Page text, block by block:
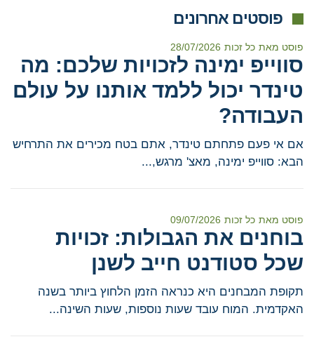
פוסטים אחרונים
פוסט מאת כל זכות 28/07/2026
סווייפ ימינה לזכויות שלכם: מה
טינדר יכול ללמד אותנו על עולם
העבודה?
אם אי פעם פתחתם טינדר, אתם בטח מכירים את התרחיש
הבא: סווייפ ימינה, מאצ' מרגש,...
פוסט מאת כל זכות 09/07/2026
בוחנים את הגבולות: זכויות
שכל סטודנט חייב לשנן
תקופת המבחנים היא כנראה הזמן הלחוץ ביותר בשנה
האקדמית. המוח עובד שעות נוספות, שעות השינה...